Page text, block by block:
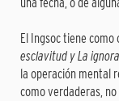
El Ingsoc tiene como
esclavitud y La
la operación mental
como verdaderas,